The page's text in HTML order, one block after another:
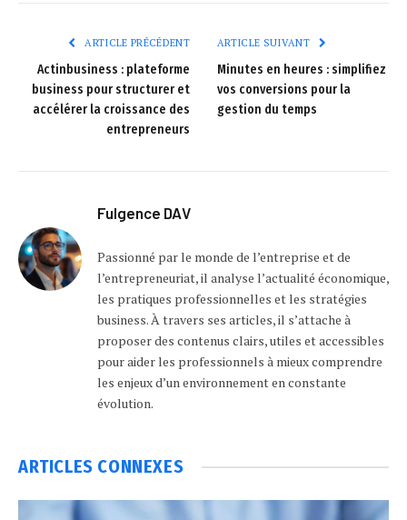
ARTICLE PRÉCÉDENT
Actinbusiness : plateforme
business pour structurer et
accélérer la croissance des
entrepreneurs
ARTICLE SUIVANT
Minutes en heures : simplifiez
vos conversions pour la
gestion du temps
Fulgence DAV
Passionné par le monde de l’entreprise et de
l’entrepreneuriat, il analyse l’actualité économique,
les pratiques professionnelles et les stratégies
business. À travers ses articles, il s’attache à
proposer des contenus clairs, utiles et accessibles
pour aider les professionnels à mieux comprendre
les enjeux d’un environnement en constante
évolution.
ARTICLES CONNEXES